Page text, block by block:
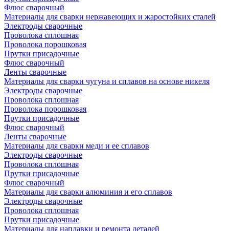
Флюс сварочный
Материалы для сварки нержавеющих и жаростойких сталей
Электроды сварочные
Проволока сплошная
Проволока порошковая
Прутки присадочные
Флюс сварочный
Ленты сварочные
Материалы для сварки чугуна и сплавов на основе никеля
Электроды сварочные
Проволока сплошная
Проволока порошковая
Прутки присадочные
Флюс сварочный
Ленты сварочные
Материалы для сварки меди и ее сплавов
Электроды сварочные
Проволока сплошная
Прутки присадочные
Флюс сварочный
Материалы для сварки алюминия и его сплавов
Электроды сварочные
Проволока сплошная
Прутки присадочные
Материалы для наплавки и ремонта деталей